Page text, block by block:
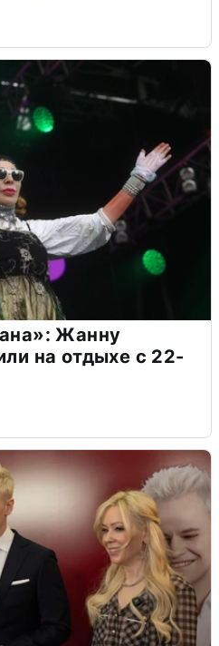
Жанну
на отдыхе с 22-